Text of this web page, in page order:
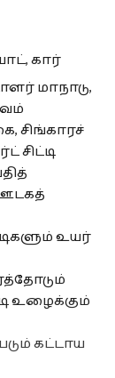
கார்
மாநாடு,
சிங்காரச்
உயர்
உழைக்கும்
கட்டாய